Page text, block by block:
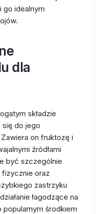
go idealnym
dla
składzie
do jego
on fruktozę i
źródłami
być szczególnie
oraz
zastrzyku
łagodzące na
popularnym środkiem